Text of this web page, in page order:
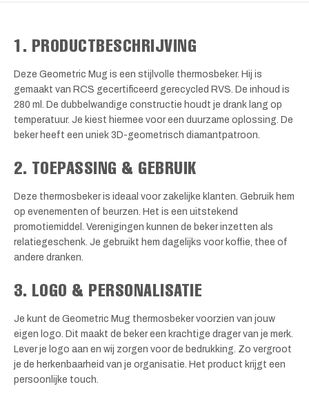
1. PRODUCTBESCHRIJVING
Deze Geometric Mug is een stijlvolle thermosbeker. Hij is
gemaakt van RCS gecertificeerd gerecycled RVS. De inhoud is
280 ml. De dubbelwandige constructie houdt je drank lang op
temperatuur. Je kiest hiermee voor een duurzame oplossing. De
beker heeft een uniek 3D-geometrisch diamantpatroon.
2. TOEPASSING & GEBRUIK
Deze thermosbeker is ideaal voor zakelijke klanten. Gebruik hem
op evenementen of beurzen. Het is een uitstekend
promotiemiddel. Verenigingen kunnen de beker inzetten als
relatiegeschenk. Je gebruikt hem dagelijks voor koffie, thee of
andere dranken.
3. LOGO & PERSONALISATIE
Je kunt de Geometric Mug thermosbeker voorzien van jouw
eigen logo. Dit maakt de beker een krachtige drager van je merk.
Lever je logo aan en wij zorgen voor de bedrukking. Zo vergroot
je de herkenbaarheid van je organisatie. Het product krijgt een
persoonlijke touch.